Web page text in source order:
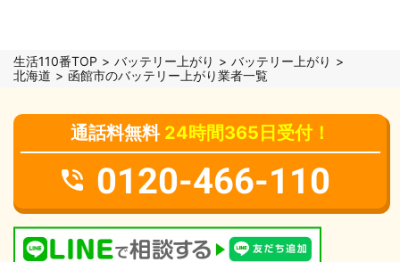
生活110番TOP バッテリー上がり
バッテリー上がり
北海道
函館市のバッテリー上がり業者一覧
通話料無料 24時間365日受付！
0120-466-110